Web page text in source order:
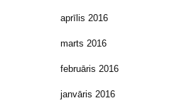
aprīlis 2016
marts 2016
februāris 2016
janvāris 2016